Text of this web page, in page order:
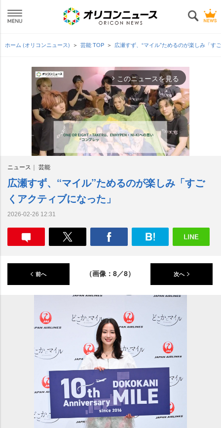
ホーム (オリコンニュース) 芸能 TOP 広瀬すず、“マイル”ためるのが楽しみ「す
arrow_forward_ios このニュースを見る
M
ニュース 芸能
広瀬すず、“マイル”ためるのが楽しみ「すご
くアクティブになった」
2026-02-26 12:31
前へ （画像：8／8） 次へ